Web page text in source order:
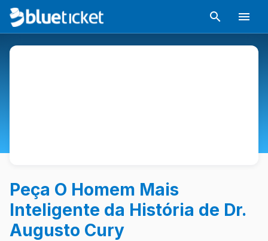
Peça O Homem Mais
Inteligente da História de Dr.
Augusto Cury